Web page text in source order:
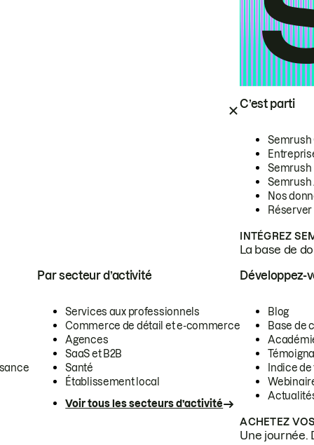
C’est parti
Semrush
Semrush
Semrush
Nos
INTÉGREZ
La base de
Par secteur d’activité
Services aux professionnels
Commerce de détail et e-commerce
Agences
SaaS et B2B
Santé
Établissement local
Voir tous les secteurs d’activité
Développez-
Blog
Base de
Indice
ACHETEZ
Une journée.